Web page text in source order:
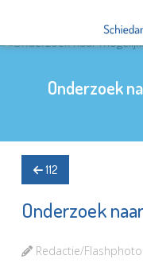
Onderzoek
112
Onderzoek
Redactie/Flashphoto